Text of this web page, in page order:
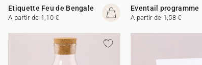
Etiquette Feu de Bengale
A partir de 1,10 €
Eventail programme
A partir de 1,58 €